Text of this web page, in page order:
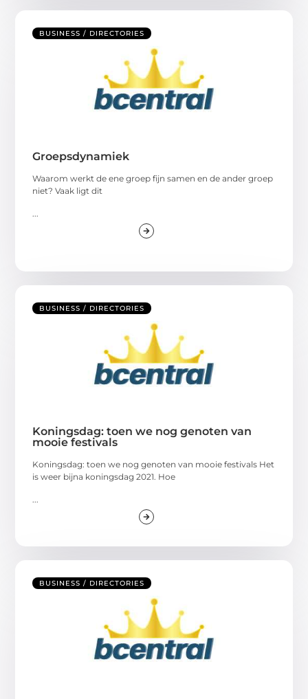
BUSINESS / DIRECTORIES
Groepsdynamiek
Waarom werkt de ene groep fijn samen en de ander groep
niet? Vaak ligt dit
BUSINESS / DIRECTORIES
Koningsdag: toen we nog genoten van
mooie festivals
Koningsdag: toen we nog genoten van mooie festivals Het
is weer bijna koningsdag 2021. Hoe
BUSINESS / DIRECTORIES